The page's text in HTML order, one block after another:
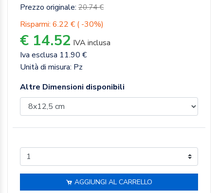
Prezzo originale: 20.74 €
Risparmi: 6.22 € ( -30%)
€ 14.52 IVA inclusa
Iva esclusa 11.90 €
Unità di misura: Pz
Altre Dimensioni disponibili
AGGIUNGI AL CARRELLO